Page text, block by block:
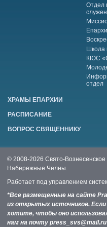
Отдел
Школа
КЮС
отдел
ХРАМЫ ЕПАРХИИ
РАСПИСАНИЕ
ВОПРОС СВЯЩЕННИКУ
© 2008-2026 Свято-Вознесенское
Набережные Челны.
Работает под управлением
*Все размещенные на сайте
из открытых источников.
хотите, чтобы оно
нам на почту